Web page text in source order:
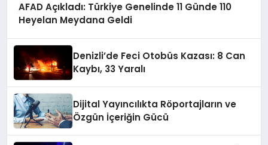
AFAD Açıkladı: Türkiye Genelinde 11 Günde 110
Heyelan Meydana Geldi
Denizli’de Feci Otobüs Kazası: 8 Can
Kaybı, 33 Yaralı
Dijital Yayıncılıkta Röportajların ve
Özgün İçeriğin Gücü